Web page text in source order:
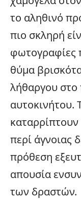
το αληθινό
πιο σκληρή
φωτογραφίες
θύμα
λήθαργου στο
αυτοκινήτου.
περί άγνοιας
πρόθεση
απουσία
των δραστών.